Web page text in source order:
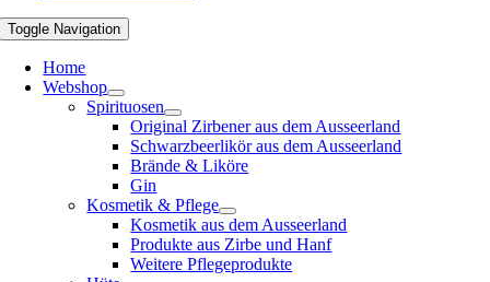
Toggle Navigation
Home
Webshop
Spirituosen
Original Zirbener aus dem Ausseerland
Schwarzbeerlikör aus dem Ausseerland
Brände & Liköre
Gin
Kosmetik & Pflege
Kosmetik aus dem Ausseerland
Produkte aus Zirbe und Hanf
Weitere Pflegeprodukte